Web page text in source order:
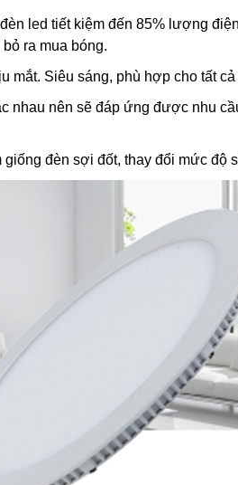
led tiết kiệm đến 85% lượng
ra mua bóng.
mắt. Siêu sáng, phù hợp cho tất
nhau nên sẽ đáp ứng được nhu
đèn sợi đốt, thay đổi mức độ